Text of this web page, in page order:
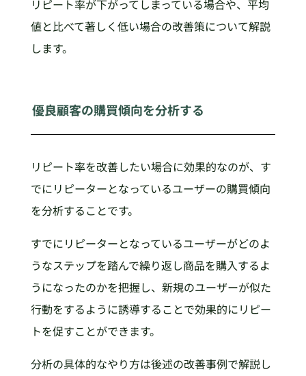
リピート率が下がってしまっている場合や、平均
値と比べて著しく低い場合の改善策について解説
します。
優良顧客の購買傾向を分析する
リピート率を改善したい場合に効果的なのが、す
でにリピーターとなっているユーザーの購買傾向
を分析することです。
すでにリピーターとなっているユーザーがどのよ
うなステップを踏んで繰り返し商品を購入するよ
うになったのかを把握し、新規のユーザーが似た
行動をするように誘導することで効果的にリピー
トを促すことができます。
分析の具体的なやり方は後述の改善事例で解説し